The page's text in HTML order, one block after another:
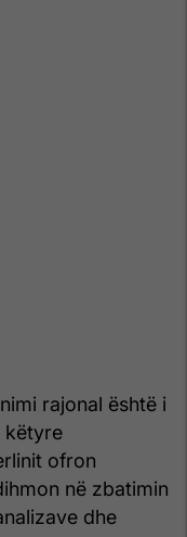
rajonal është i
këtyre
ofron
në zbatimin
dhe